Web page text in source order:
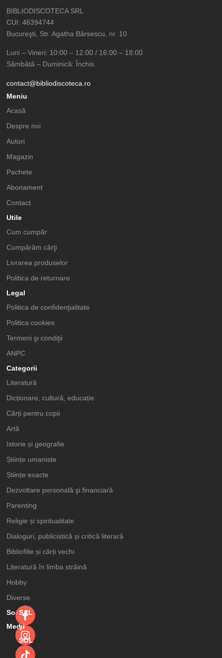
BIBLIODISCOTECA SRL
CUI: 46394744
Bucureşti, Str. Agatha Bârsescu, nr. 10
Luni – Vineri: 10:00 – 12:00 / 16:00 – 18:00
Sâmbătă – Duminică: Închis
contact@bibliodiscoteca.ro
Meniu
Acasă
Despre noi
Autori
Magazin
Pachete
Abonament
Contact
Utile
Cum cumpăr
Cumpărăm cărţi
Livrarea produselor
Politica de returnare
Legal
Politica de confidenţialitate
Politica cookies
Termeni şi condiţii
ANPC
Categorii
Literatură
Dicționare, cultură, educație
Cărți pentru copii
Artă
Istorie și geografie
Științe umaniste
Științe exacte
Dezvoltare personală şi financiară
Parenting
Religie și spiritualitate
Dialoguri, publicistică și critică literară
Bibliofilie și cărți vechi
Literatură în limba străină
Hobby
Diverse
Social
Media
SAL
şi
SOL